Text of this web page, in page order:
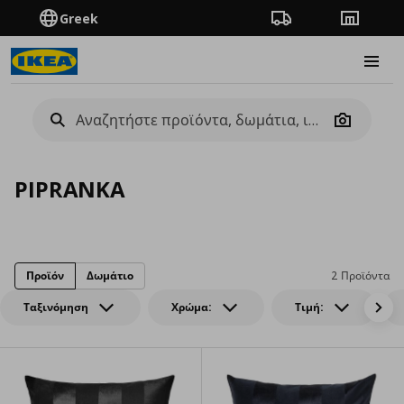
Greek Πορεία παραγγελίας
Camera
PIPRANKA
Ταξινόμηση Χρώμα: Τιμή:
2 Προϊόντα
Προϊόν Δωμάτιο